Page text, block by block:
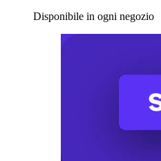
Disponibile in ogni negozio